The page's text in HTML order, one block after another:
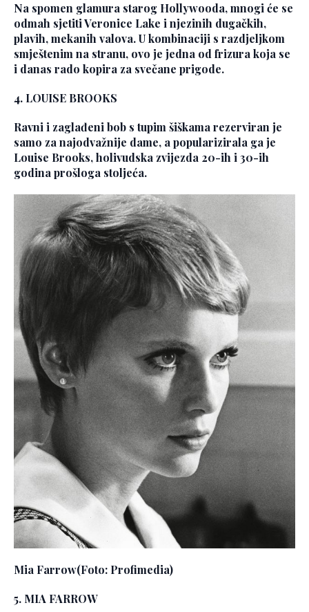
Na spomen glamura starog Hollywooda, mnogi će se
odmah sjetiti Veronice Lake i njezinih dugačkih,
plavih, mekanih valova. U kombinaciji s razdjeljkom
smještenim na stranu, ovo je jedna od frizura koja se
i danas rado kopira za svečane prigode.
4. LOUISE BROOKS
Ravni i zaglađeni bob s tupim šiškama rezerviran je
samo za najodvažnije dame, a popularizirala ga je
Louise Brooks, holivudska zvijezda 20-ih i 30-ih
godina prošloga stoljeća.
Mia Farrow(Foto: Profimedia)
5. MIA FARROW